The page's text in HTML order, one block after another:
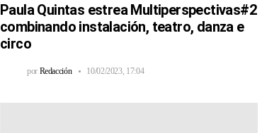
Paula Quintas estrea Multiperspectivas#2
combinando instalación, teatro, danza e
circo
por Redacción 10/02/2023, 17:04